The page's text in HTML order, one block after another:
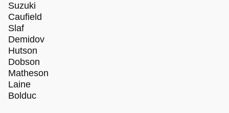
Suzuki
Caufield
Slaf
Demidov
Hutson
Dobson
Matheson
Laine
Bolduc